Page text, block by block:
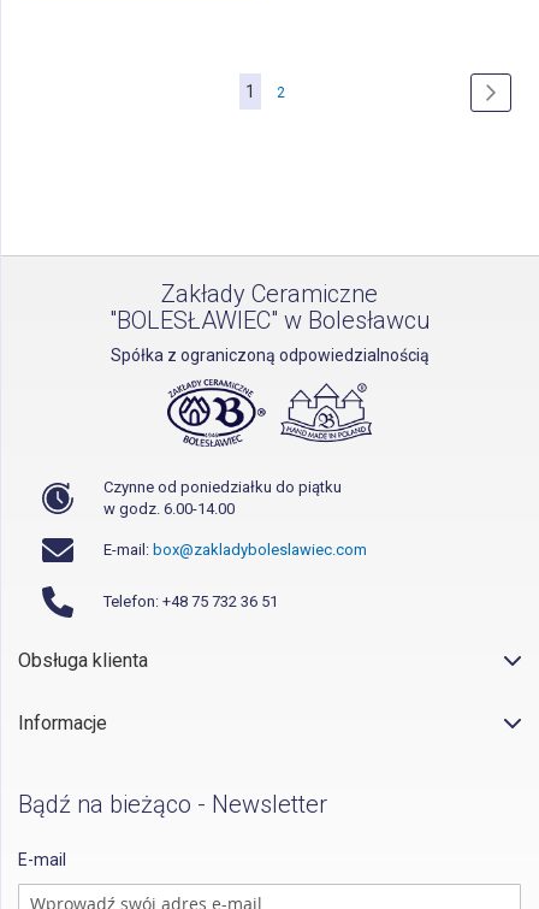
Strona
Aktualnie
1 Strona
2
Zakłady Ceramiczne
"BOLESŁAWIEC" w Bolesławcu
Spółka z ograniczoną odpowiedzialnością
Czynne od poniedziałku do piątku
w godz. 6.00-14.00
E-mail: box@zakladyboleslawiec.com
Telefon: +48 75 732 36 51
Obsługa klienta
Informacje
Bądź na bieżąco - Newsletter
E-mail